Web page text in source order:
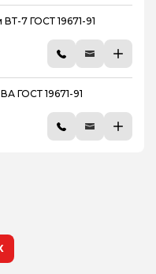
7 ГОСТ 19671-91
ГОСТ 19671-91